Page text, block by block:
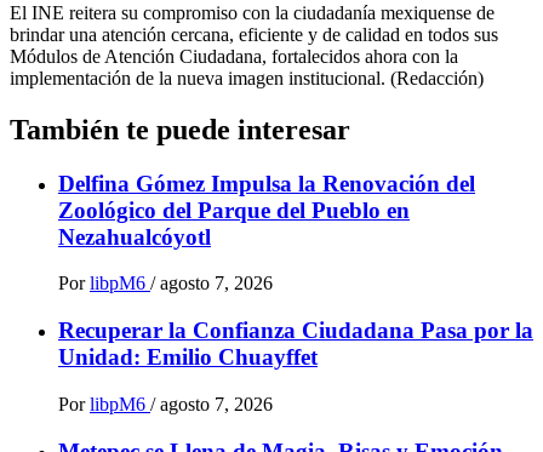
El INE reitera su compromiso con la ciudadanía mexiquense de
brindar una atención cercana, eficiente y de calidad en todos sus
Módulos de Atención Ciudadana, fortalecidos ahora con la
implementación de la nueva imagen institucional. (Redacción)
También te puede interesar
Delfina Gómez Impulsa la Renovación del
Zoológico del Parque del Pueblo en
Nezahualcóyotl
Por libpM6 / agosto 7, 2026
Recuperar la Confianza Ciudadana Pasa por la
Unidad: Emilio Chuayffet
Por libpM6 / agosto 7, 2026